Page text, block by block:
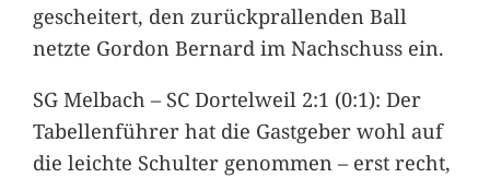
gescheitert, den zurückprallenden Ball
netzte Gordon Bernard im Nachschuss ein.
SG Melbach – SC Dortelweil 2:1 (0:1): Der
Tabellenführer hat die Gastgeber wohl auf
die leichte Schulter genommen – erst recht,